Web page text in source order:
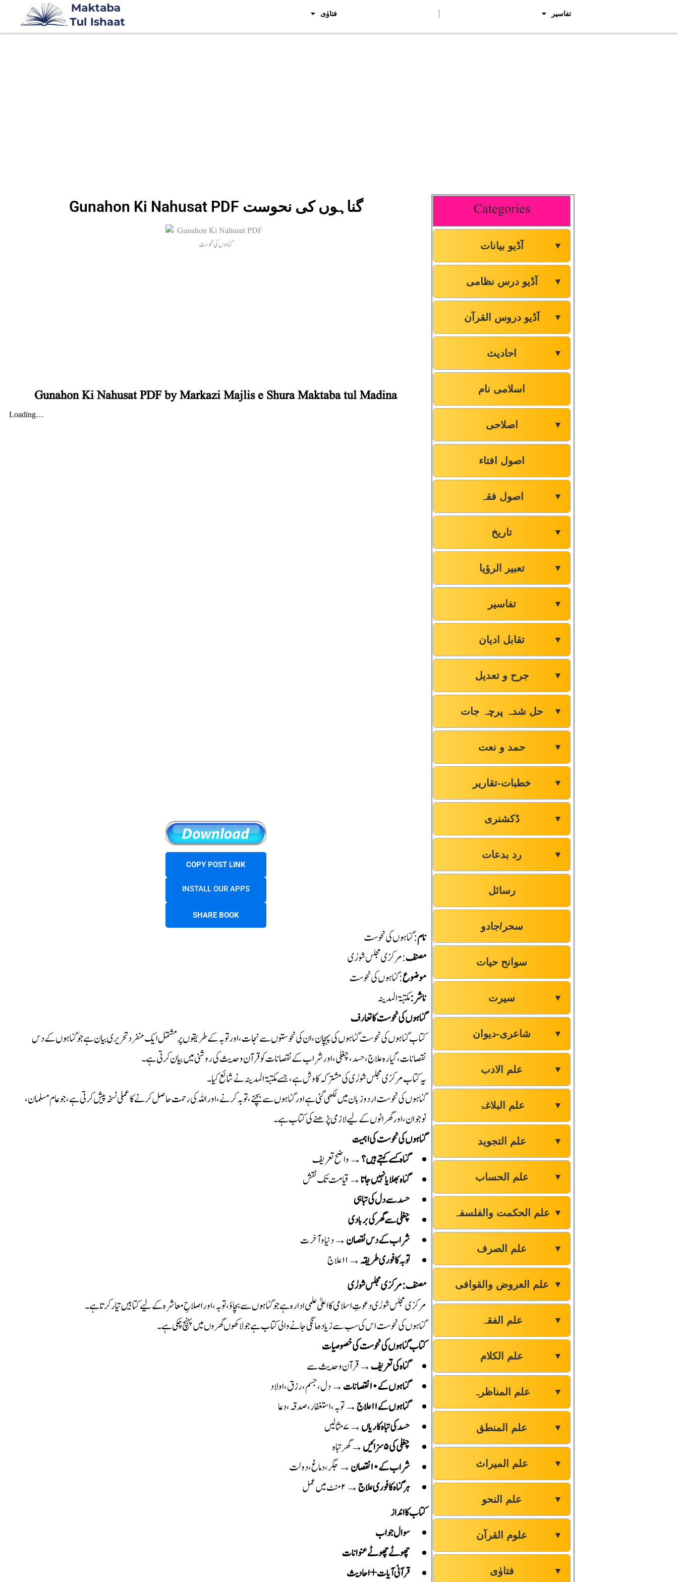
تفاسیر فتاوٰی
Gunahon Ki Nahusat PDF گناہوں کی نحوست
Gunahon Ki Nahusat PDF by Markazi Majlis e Shura Maktaba tul Madina
COPY POST LINK
INSTALL OUR APPS
SHARE BOOK
نام: گناہوں کی نحوست
مصنف:مرکزی مجلس شورٰی
موضوع: گناہوں کی نحوست
ناشر:مکتبۃ المدینہ
گناہوں کی نحوست کا تعارف
کتاب گناہوں کی نحوست گناہوں کی پہچان، ان کی نحوستوں سے نجات، اور توبہ کے طریقوں پر مشتمل ایک منفرد تحریری بیان ہے جو گناہوں کے دس
نقصانات، گیارہ علاج، حسد، چغلی، اور شراب کے نقصانات کو قرآن و حدیث کی روشنی میں بیان کرتی ہے۔
یہ کتاب مرکزی مجلس شورٰی کی مشترکہ کاوش ہے، جسے مکتبۃ المدینہ نے شائع کیا۔
گناہوں کی نحوست اردو زبان میں لکھی گئی ہے اور گناہوں سے بچنے، توبہ کرنے، اور اللہ کی رحمت حاصل کرنے کا عملی نسخہ پیش کرتی ہے، جو عام مسلمان،
نوجوان، اور گھرانوں کے لیے لازمی پڑھنے کی کتاب ہے۔
گناہوں کی نحوست کی اہمیت
گناہ کسے کہتے ہیں؟→ واضح تعریف
گناہ بھلایا نہیں جاتا→ قیامت تک نقش
حسد سے دل کی تباہی
چغلی سے گھر کی بربادی
شراب کے دس نقصان→ دنیا و آخرت
توبہ کا فوری طریقہ→ ۱۱ علاج
مصنف: مرکزی مجلس شورٰی
مرکزی مجلس شورٰی دعوتِ اسلامی کا اعلیٰ علمی ادارہ ہے جو گناہوں سے بچاؤ، توبہ، اور اصلاحِ معاشرہ کے لیے کتابیں تیار کرتا ہے۔
گناہوں کی نحوست اس کی سب سے زیادہ مانگی جانے والی کتاب ہے جو لاکھوں گھروں میں پہنچ چکی ہے۔
کتاب گناہوں کی نحوست کی خصوصیات
گناہ کی تعریف→ قرآن و حدیث سے
گناہوں کے ۱۰ نقصانات
→ دل، جسم، رزق، اولاد
گناہوں کے ۱۱ علاج
→ توبہ، استغفار، صدقہ، دعا
حسد کی تباہ کاریاں→ ۷ مثالیں
چغلی کی ۵ سزائیں
→ گھر تباہ
شراب کے ۱۰ نقصان
→ جگر، دماغ، دولت
ہر گناہ کا فوری علاج→ ۲ منٹ میں عمل
کتاب کا انداز
سوال جواب
چھوٹے چھوٹے عنوانات
قرآنی آیات + احادیث
Categories
آڈیو بیانات ▼
آڈیو درس نظامی ▼
آڈیو دروس القرآن ▼
احادیث ▼
اسلامی نام
اصلاحی ▼
اصول افتاء
اصول فقہ ▼
تاریخ ▼
تعبیر الرؤیا ▼
تفاسیر ▼
تقابل ادیان ▼
جرح و تعدیل ▼
حل شدہ پرچہ جات ▼
حمد و نعت ▼
خطبات-تقاریر ▼
ڈکشنری ▼
رد بدعات ▼
رسائل
سحر/جادو
سوانح حیات
سیرت ▼
شاعری-دیوان ▼
علم الادب ▼
علم البلاغۃ ▼
علم التجوید ▼
علم الحساب ▼
علم الحکمت والفلسفہ ▼
علم الصرف ▼
علم العروض والقوافی ▼
علم الفقہ ▼
علم الکلام ▼
علم المناظرہ ▼
علم المنطق ▼
علم المیراث ▼
علم النحو ▼
علوم القرآن ▼
فتاوٰی ▼